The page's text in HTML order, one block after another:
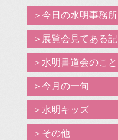
今日の水明事務所
展覧会見てある記
水明書道会のこと
今月の一句
水明キッズ
その他